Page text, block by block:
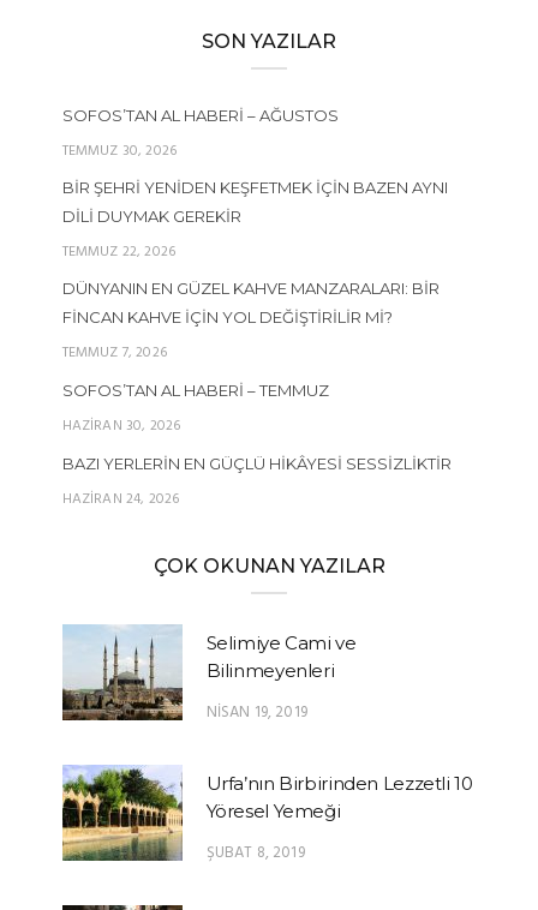
SON YAZILAR
SOFOS’TAN AL HABERI – AĞUSTOS
TEMMUZ 30, 2026
BIR ŞEHRI YENIDEN KEŞFETMEK İÇIN BAZEN AYNI
DILI DUYMAK GEREKIR
TEMMUZ 22, 2026
DÜNYANIN EN GÜZEL KAHVE MANZARALARI: BIR
FINCAN KAHVE İÇIN YOL DEĞIŞTIRILIR MI?
TEMMUZ 7, 2026
SOFOS’TAN AL HABERI – TEMMUZ
HAZIRAN 30, 2026
BAZI YERLERIN EN GÜÇLÜ HIKÂYESI SESSIZLIKTIR
HAZIRAN 24, 2026
ÇOK OKUNAN YAZILAR
Selimiye Cami ve
Bilinmeyenleri
NISAN 19, 2019
Urfa’nın Birbirinden Lezzetli 10
Yöresel Yemeği
ŞUBAT 8, 2019